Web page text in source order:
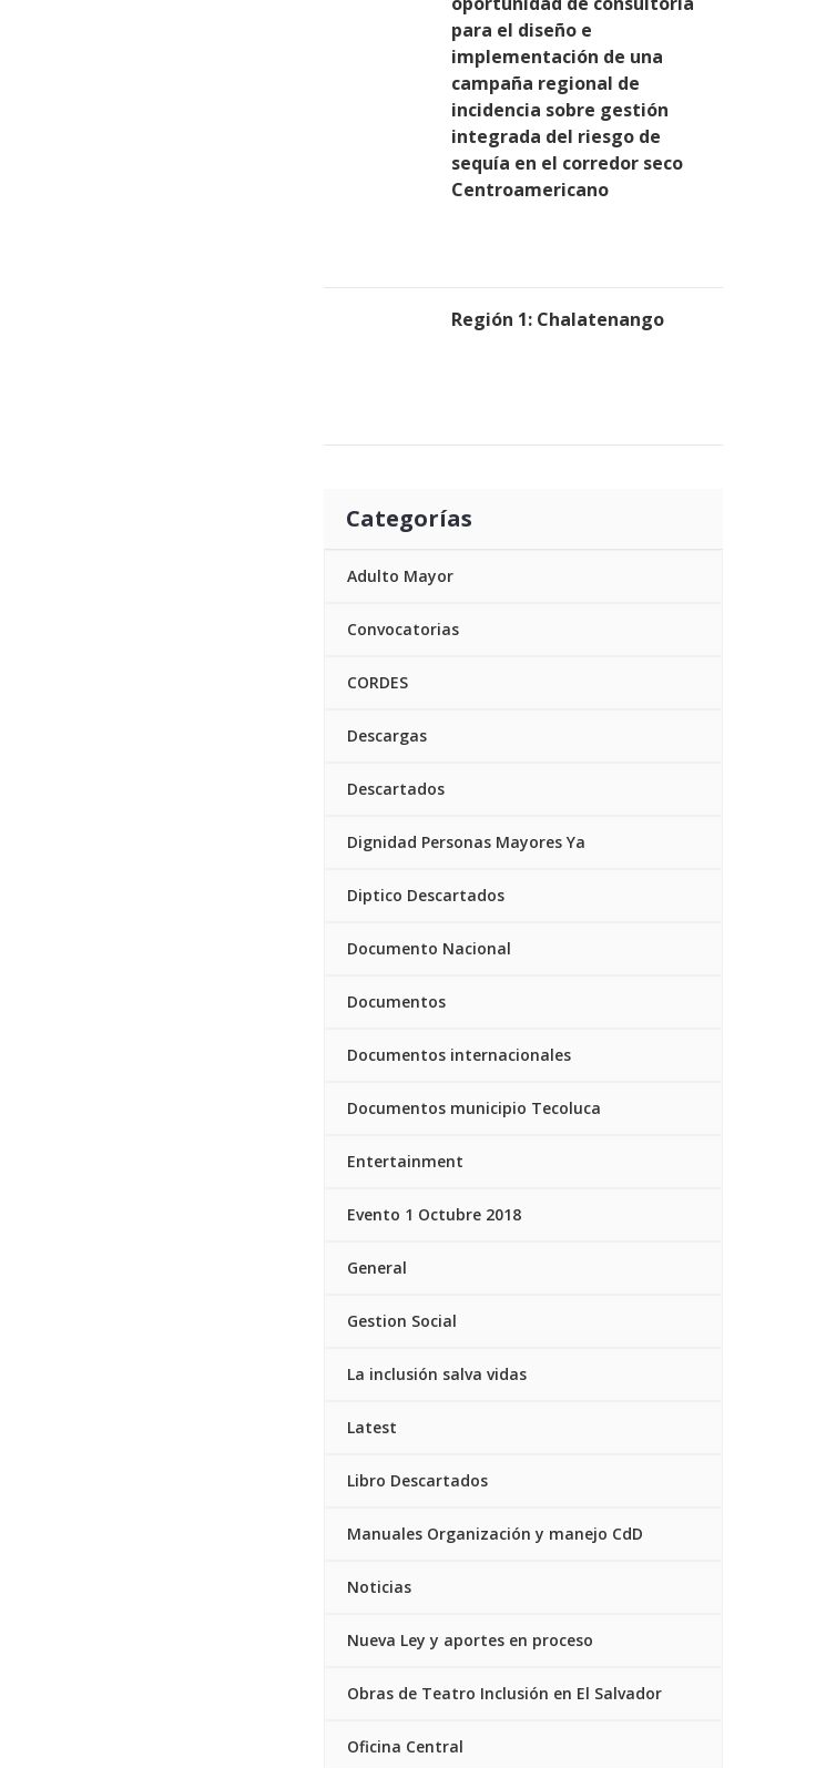
para el diseño e
implementación de una
campaña regional de
incidencia sobre gestión
integrada del riesgo de
sequía en el corredor seco
Centroamericano
Región 1: Chalatenango
Categorías
Adulto Mayor
Convocatorias
CORDES
Descargas
Descartados
Dignidad Personas Mayores Ya
Diptico Descartados
Documento Nacional
Documentos
Documentos internacionales
Documentos municipio Tecoluca
Entertainment
Evento 1 Octubre 2018
General
Gestion Social
La inclusión salva vidas
Latest
Libro Descartados
Manuales Organización y manejo CdD
Noticias
Nueva Ley y aportes en proceso
Obras de Teatro Inclusión en El Salvador
Oficina Central